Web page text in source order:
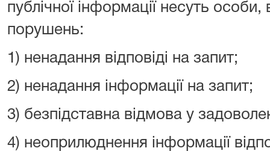
публічної інформації несуть особи,
порушень:
1) ненадання відповіді на запит;
2) ненадання інформації на запит;
3) безпідставна відмова у
4) неоприлюднення інформації